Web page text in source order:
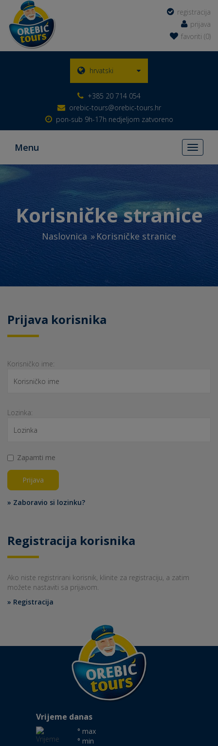
registracija
prijava
favoriti (0)
hrvatski
+385 20 714 054
orebic-tours@orebic-tours.hr
pon-sub 9h-17h nedjeljom zatvoreno
Toggle
Menu
Korisničke stranice
Naslovnica Korisničke stranice
Prijava korisnika
Korisničko ime:
Lozinka:
Zapamti me
Prijava
» Zaboravio si lozinku?
Registracija korisnika
Ako niste registrirani korisnik, klinite za registraciju, a zatim
možete nastaviti sa prijavom.
» Registracija
Vrijeme danas
° max
° min